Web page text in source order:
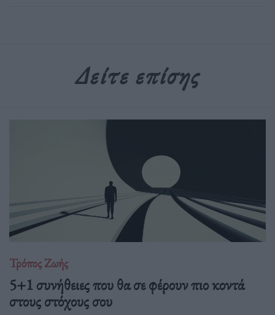
Δείτε επίσης
Τρόπος Ζωής
5+1 συνήθειες που θα σε φέρουν πιο κοντά
στους στόχους σου